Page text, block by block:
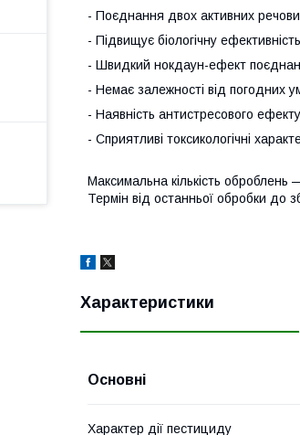
- Поєднання двох активних
- Підвищує біологічну
- Швидкий нокдаун-ефект
- Немає залежності від погодних
- Наявність антистресового
- Сприятливі токсикологічні
Максимальна кількість оброблень
Термін від останньої обробки
Характеристики
Основні
Характер дії пестициду